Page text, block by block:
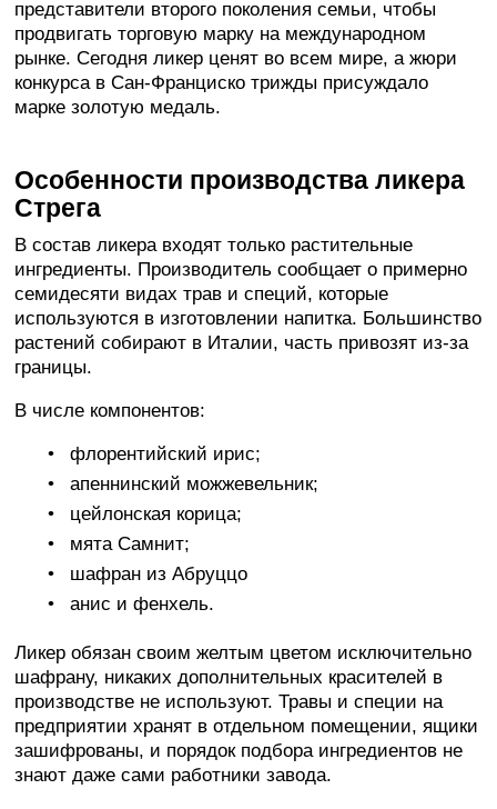
представители второго поколения семьи, чтобы
продвигать торговую марку на международном
рынке. Сегодня ликер ценят во всем мире, а жюри
конкурса в Сан-Франциско трижды присуждало
марке золотую медаль.
Особенности производства ликера
Стрега
В состав ликера входят только растительные
ингредиенты. Производитель сообщает о примерно
семидесяти видах трав и специй, которые
используются в изготовлении напитка. Большинство
растений собирают в Италии, часть привозят из-за
границы.
В числе компонентов:
флорентийский ирис;
апеннинский можжевельник;
цейлонская корица;
мята Самнит;
шафран из Абруццо
анис и фенхель.
Ликер обязан своим желтым цветом исключительно
шафрану, никаких дополнительных красителей в
производстве не используют. Травы и специи на
предприятии хранят в отдельном помещении, ящики
зашифрованы, и порядок подбора ингредиентов не
знают даже сами работники завода.